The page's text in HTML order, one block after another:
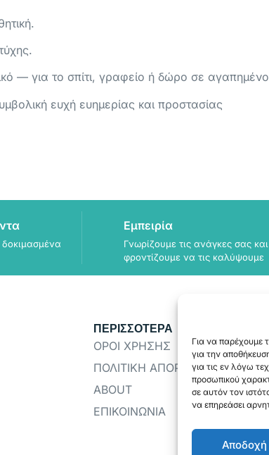
Για να παρέχουμε
για την
για τις εν λόγω
προσωπικού
σε αυτόν τον
να επηρεάσει
Αποδοχή
— για το σπίτι, γραφείο ή δώρο σε
ευχή ευημερίας και προστασίας
δοκιμασμένα
Εμπειρία
Γνωρίζουμε τις ανάγκες σας και
φροντίζουμε να τις καλύψουμε
ΠΕΡΙΣΣΟΤΕΡΑ
ΟΡΟΙ ΧΡΗΣΗΣ
ΠΟΛΙΤΙΚΗ ΑΠΟΡΡΗΤΟΥ
ABOUT
ΕΠΙΚΟΙΝΩΝΙΑ